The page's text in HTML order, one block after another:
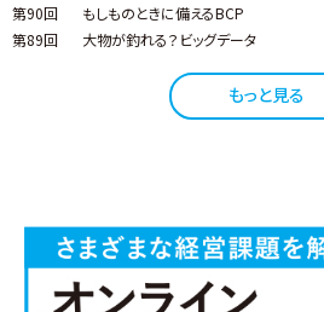
第90回
もしものときに備えるBCP
第89回
大物が釣れる？ビッグデータ
もっと見る